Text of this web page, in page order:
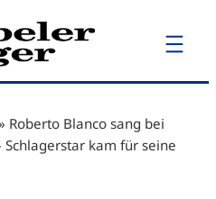
Roberto Blanco sang bei
kam für seine